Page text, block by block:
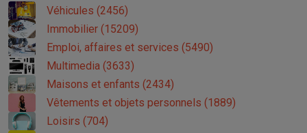
Véhicules (2456)
Immobilier (15209)
Emploi, affaires et services (5490)
Multimedia (3633)
Maisons et enfants (2434)
Vêtements et objets personnels (1889)
Loisirs (704)